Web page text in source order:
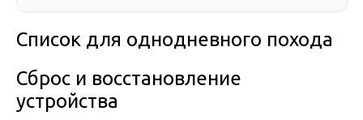
Список для однодневного похода
Сброс и восстановление
устройства